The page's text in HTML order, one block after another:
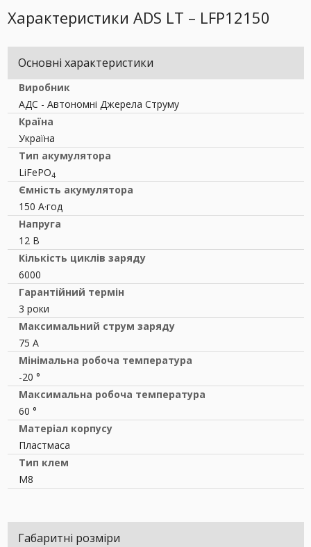
Характеристики ADS LT – LFP12150
Основні характеристики
Виробник
АДС - Автономні Джерела Струму
Країна
Україна
Тип акумулятора
LiFePO4
Ємність акумулятора
150 А·год
Напруга
12 В
Кількість циклів заряду
6000
Гарантійний термін
3 роки
Максимальний струм заряду
75 A
Мінімальна робоча температура
-20 °
Максимальна робоча температура
60 °
Матеріал корпусу
Пластмаса
Тип клем
M8
Габаритні розміри